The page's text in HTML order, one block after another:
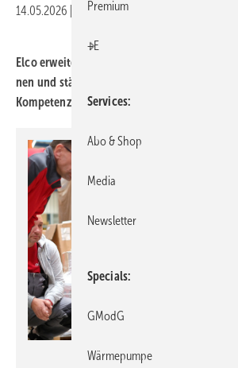
14.05.2026 Druckvorschau
Elco erweitert bundesweit das
nen und stärkt die Wärme­pum­pen Aka­demie
Kompe­tenz­zentrum.
Premium
+E
Services
Abo & Shop
Media
Newsletter
Specials
GModG
Wärmepumpe